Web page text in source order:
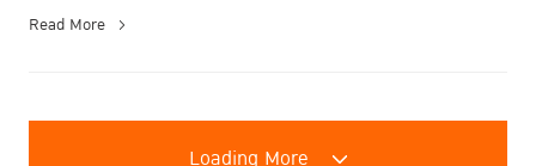
Read More
Loading More